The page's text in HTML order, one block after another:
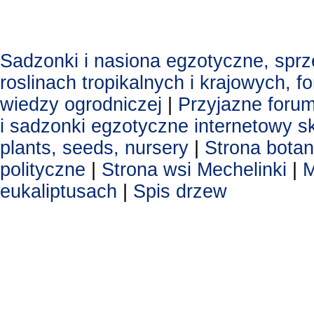
Sadzonki i nasiona egzotyczne,
roslinach tropikalnych i krajowych,
wiedzy ogrodniczej
Przyjazne
i sadzonki egzotyczne internetowy
plants, seeds, nursery
Strona
polityczne
Strona wsi Mechelinki
eukaliptusach
Spis drzew